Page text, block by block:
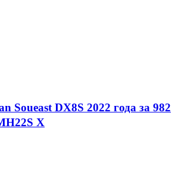
Soueast DX8S 2022 года за 982
X